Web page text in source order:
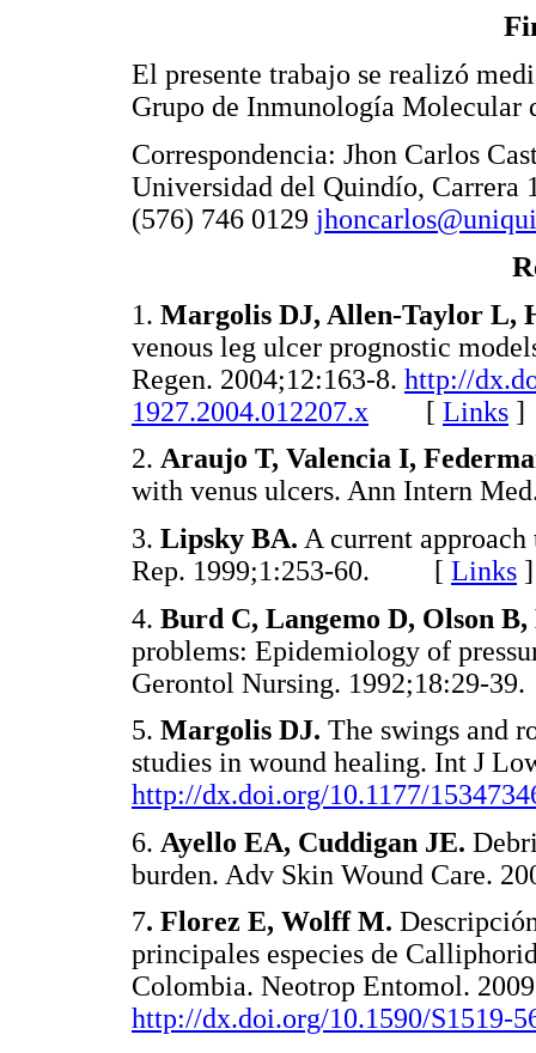
El presente trabajo se realizó
Grupo de Inmunología Molecular
Correspondencia: Jhon Carlos
Universidad del Quindío, Carrera
(576) 746 0129
1. Margolis DJ, Allen-Taylor L,
venous leg ulcer prognostic
Regen. 2004;12:163-8. http://
1927.2004.012207.x [ Links ]
2. Araujo T, Valencia I,
with venus ulcers. Ann Intern
3. Lipsky BA. A current
Rep. 1999;1:253-60. [ Links ]
4. Burd C, Langemo D, Olson
problems: Epidemiology of
Gerontol Nursing.
5. Margolis DJ. The swings and
studies in wound healing. Int J
http://dx.doi.org/10.1177/
6. Ayello EA, Cuddigan JE.
burden. Adv Skin Wound
7. Florez E, Wolff M.
principales especies de
Colombia. Neotrop Entomol.
http://dx.doi.org/10.1590/S1519-